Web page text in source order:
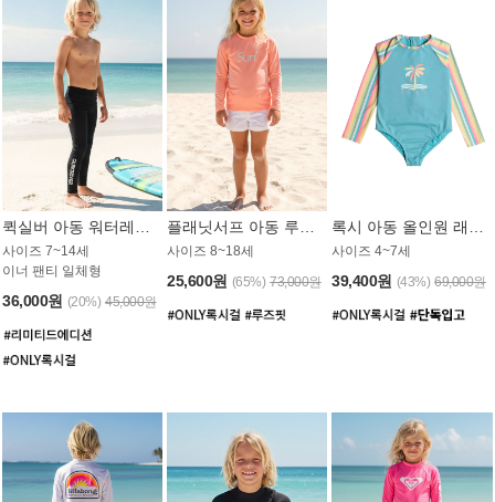
사이즈 7~14세
이너 팬티 일체형
36,000원 (20%) 45,000원
사이즈 8~18세
25,600원 (65%) 73,000원
사이즈 4~7세
39,400원 (43%) 69,000원